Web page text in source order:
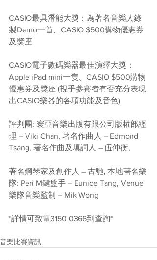
CASIO最具潛能大獎：為著名音樂人錄
製Demo一首、CASIO $500購物優惠券
及獎座
CASIO電子數碼樂器最佳演繹大獎：
Apple iPad mini一隻、CASIO $500購物
優惠券及獎座 (視乎參賽者有否充分表現
出CASIO樂器的各項功能及音色)
評判團: 寰亞音樂出版有限公司版權部經
理 – Viki Chan, 著名作曲人 – Edmond
Tsang, 著名作曲及填詞人 – 伍仲衡,
著名鋼琴家及創作人 – 古馳, 本地著名樂
隊: Peri M鍵盤手 – Eunice Tang, Venue
樂隊音樂監制 – Mik Wong
*詳情可致電3150 0366到查詢*
音樂比賽資訊